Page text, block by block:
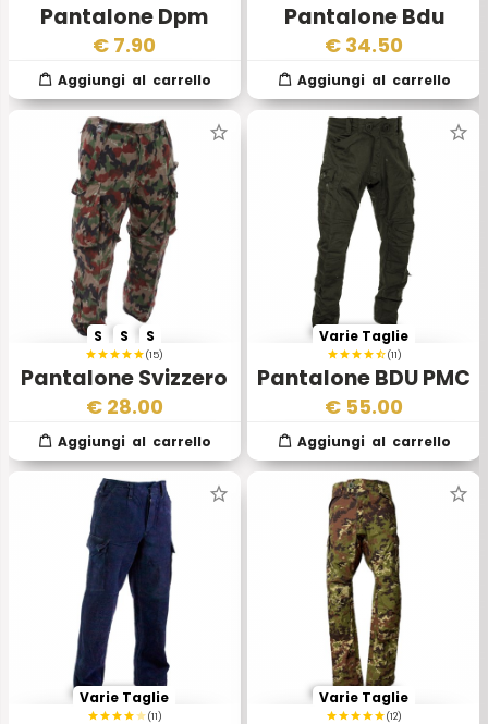
Pantalone Dpm
Desert 2scelta
€ 7.90
Pantalone Bdu
Woodland Nyco 1
Scelta
€ 34.50
(15)
Pantalone Svizzero
Winter Alpenflage
M70
S S S
€ 28.00
(11)
Pantalone BDU PMC
Verde
Varie Taglie
€ 55.00
(11)
Varie Taglie
(12)
Varie Taglie